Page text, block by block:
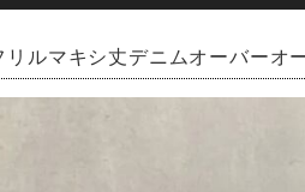
リルマキシ丈デニムオーバーオ